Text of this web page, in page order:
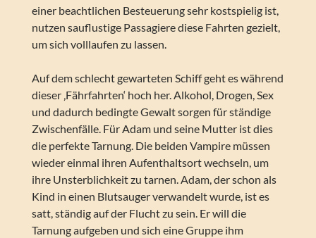
einer beachtlichen Besteuerung sehr kostspielig ist,
nutzen sauflustige Passagiere diese Fahrten gezielt,
um sich volllaufen zu lassen.
Auf dem schlecht gewarteten Schiff geht es während
dieser ‚Fährfahrten‘ hoch her. Alkohol, Drogen, Sex
und dadurch bedingte Gewalt sorgen für ständige
Zwischenfälle. Für Adam und seine Mutter ist dies
die perfekte Tarnung. Die beiden Vampire müssen
wieder einmal ihren Aufenthaltsort wechseln, um
ihre Unsterblichkeit zu tarnen. Adam, der schon als
Kind in einen Blutsauger verwandelt wurde, ist es
satt, ständig auf der Flucht zu sein. Er will die
Tarnung aufgeben und sich eine Gruppe ihm